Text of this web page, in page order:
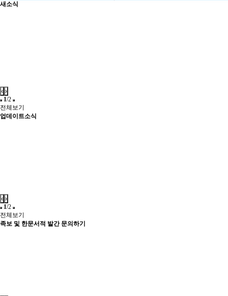
새소식
‹ ›
1/2
전체보기
업데이트소식
‹ ›
1/2
전체보기
족보 및 한문서적 발간 문의하기